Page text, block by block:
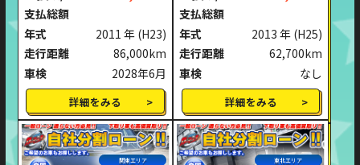
支払総額
年式
2011 年 (H23)
走行距離
86,000km
車検
2028年6月
詳細をみる
支払総額
年式
2013 年 (H25)
走行距離
62,700km
車検
なし
詳細をみる
関東エリア 東北エリア